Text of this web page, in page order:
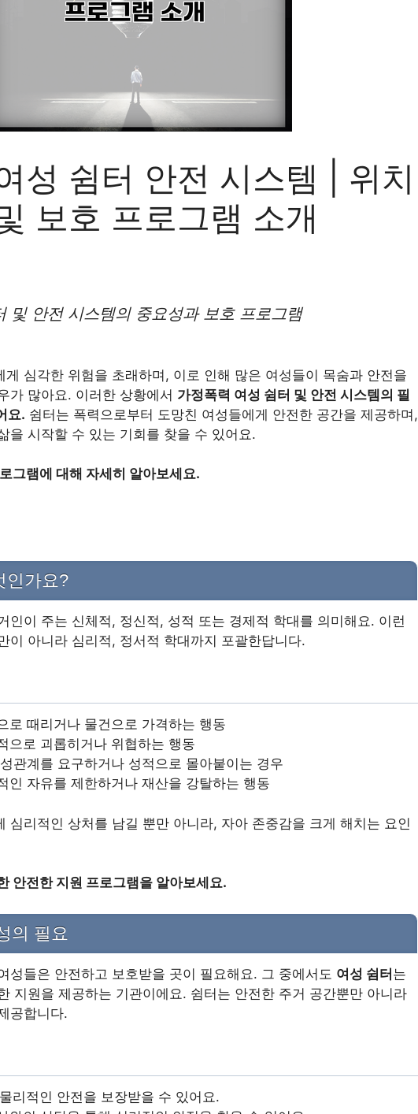
성 쉼터 안전 시스템 | 위치
보호 프로그램 소개
및 안전 시스템의 중요성과 보호 프로그램
게 심각한 위험을 초래하며, 이로 인해 많은 여성들이 목숨과 안전을
가 많아요. 이러한 상황에서 가정폭력 여성 쉼터 및 안전 시스템의 필
요. 쉼터는 폭력으로부터 도망친 여성들에게 안전한 공간을 제공하며,
을 시작할 수 있는 기회를 찾을 수 있어요.
그램에 대해 자세히 알아보세요.
인가요?
인이 주는 신체적, 정신적, 성적 또는 경제적 학대를 의미해요. 이런
이 아니라 심리적, 정서적 학대까지 포괄한답니다.
로 때리거나 물건으로 가격하는 행동
으로 괴롭히거나 위협하는 행동
관계를 요구하거나 성적으로 몰아붙이는 경우
인 자유를 제한하거나 재산을 강탈하는 행동
심리적인 상처를 남길 뿐만 아니라, 자아 존중감을 크게 해치는 요인
안전한 지원 프로그램을 알아보세요.
의 필요
성들은 안전하고 보호받을 곳이 필요해요. 그 중에서도 여성 쉼터 는
지원을 제공하는 기관이에요. 쉼터는 안전한 주거 공간뿐만 아니라
공합니다.
물리적인 안전을 보장받을 수 있어요.